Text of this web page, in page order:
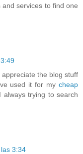
services to find one
the blog stuff
used it for my cheap
always trying to search
3:34